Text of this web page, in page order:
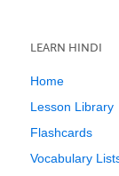
LEARN HINDI
Home
Lesson Library
Flashcards
Vocabulary